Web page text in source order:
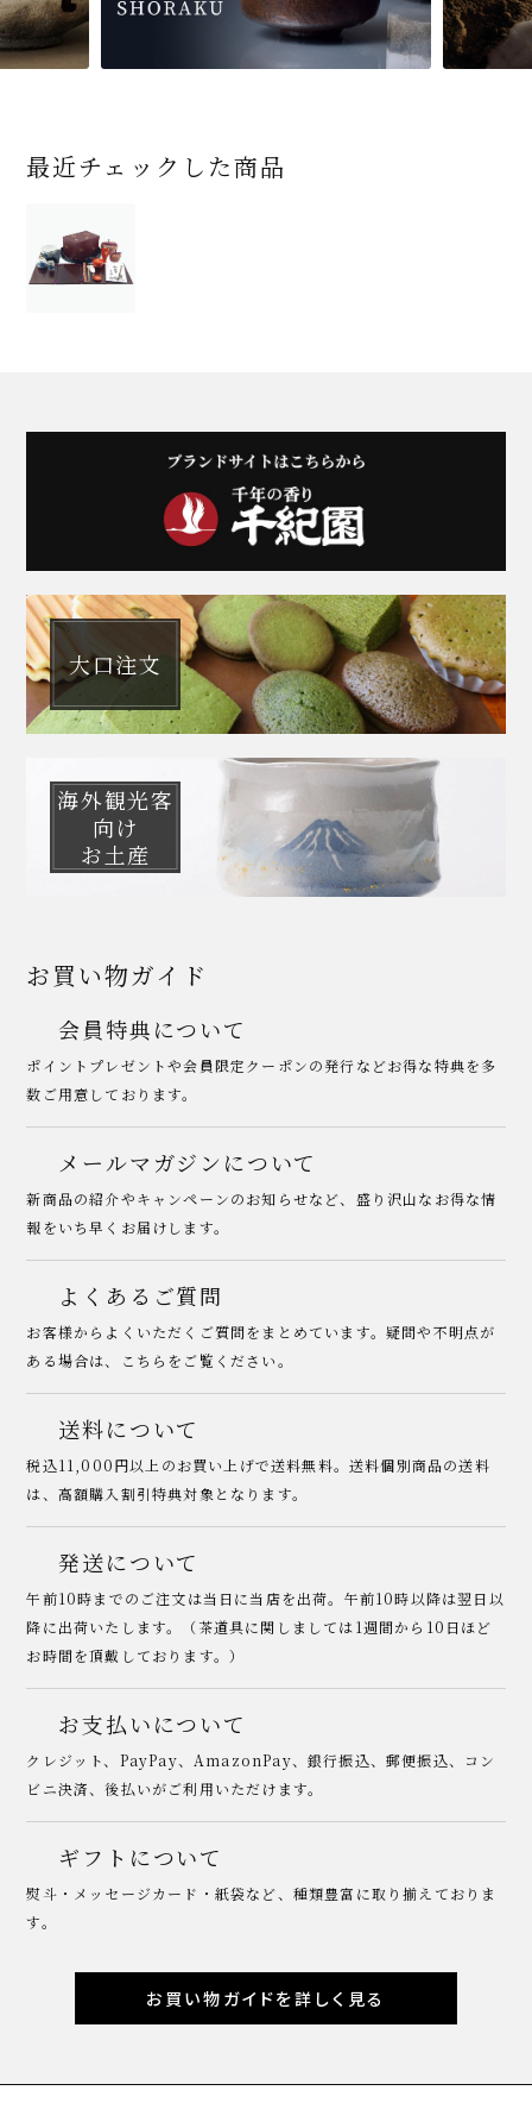
最近チェックした商品
大口注文
海外観光客
向け
お土産
お買い物ガイド
会員特典について
ポイントプレゼントや会員限定クーポンの発行などお得な特典を多
数ご用意しております。
メールマガジンについて
新商品の紹介やキャンペーンのお知らせなど、盛り沢山なお得な情
報をいち早くお届けします。
よくあるご質問
お客様からよくいただくご質問をまとめています。疑問や不明点が
ある場合は、こちらをご覧ください。
送料について
税込11,000円以上のお買い上げで送料無料。送料個別商品の送料
は、高額購入割引特典対象となります。
発送について
午前10時までのご注文は当日に当店を出荷。午前10時以降は翌日以
降に出荷いたします。（茶道具に関しましては1週間から10日ほど
お時間を頂戴しております。）
お支払いについて
クレジット、PayPay、AmazonPay、銀行振込、郵便振込、コン
ビニ決済、後払いがご利用いただけます。
ギフトについて
熨斗・メッセージカード・紙袋など、種類豊富に取り揃えておりま
す。
お買い物ガイドを詳しく見る